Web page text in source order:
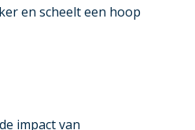
en scheelt een hoop
impact van